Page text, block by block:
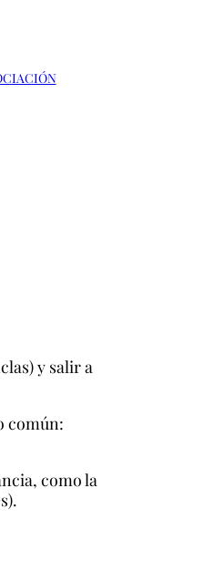
y salir a
común:
como la